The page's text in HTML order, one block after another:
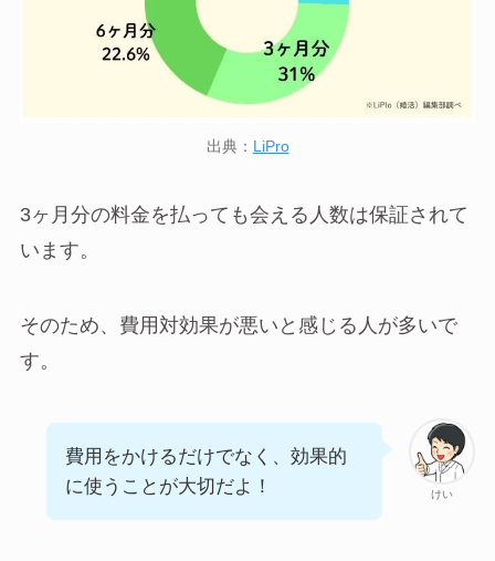
出典： LiPro
3ヶ月分の料金を払っても会える人数は保証されて
います。
そのため、費用対効果が悪いと感じる人が多いで
す。
けい
費用をかけるだけでなく、効果的
に使うことが大切だよ！